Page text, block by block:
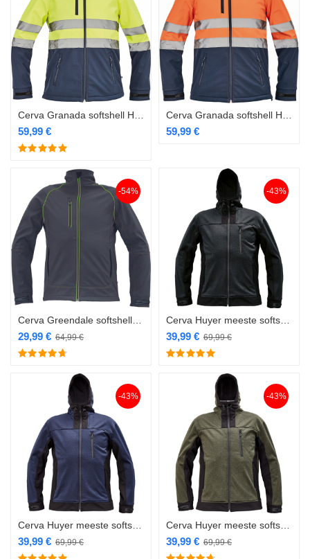
59,99 € 59,99 €
-54%
64,99€
29,99 €
-43%
69,99€
39,99 €
-43%
69,99€
39,99 €
-43%
69,99€
39,99 €